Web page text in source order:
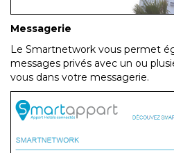
Messagerie
Le Smartnetwork vous permet
messages privés avec un ou
vous dans votre messagerie.